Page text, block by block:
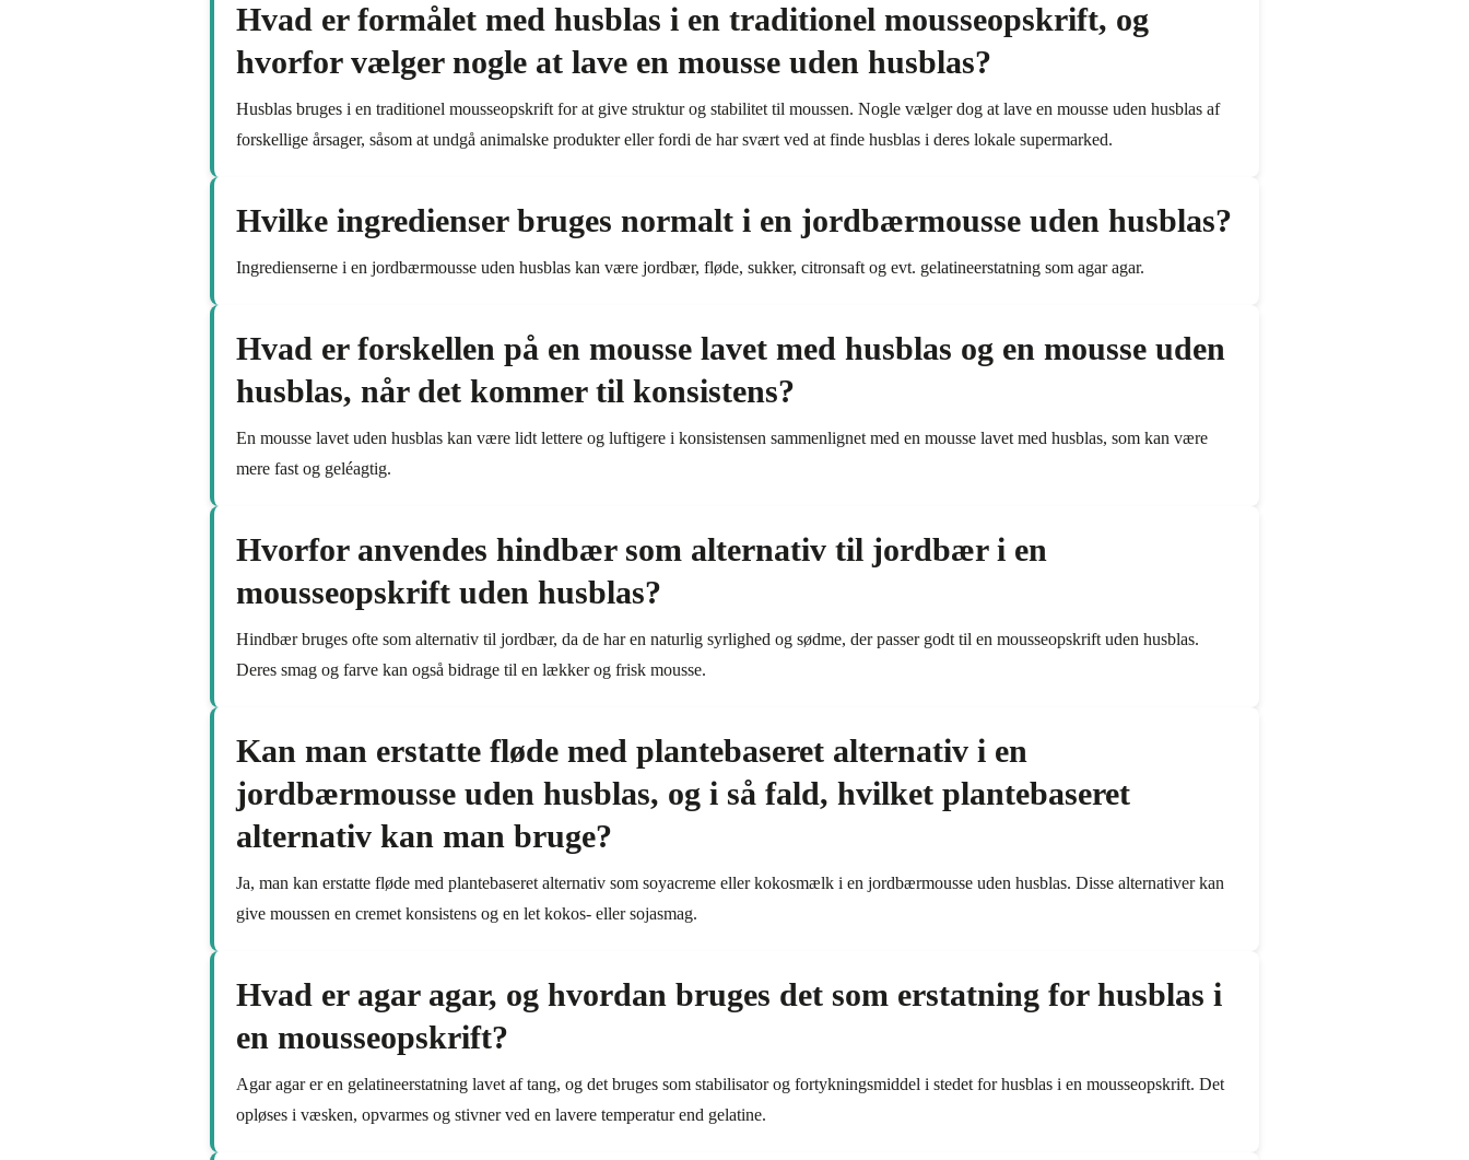
Hvad er formålet med husblas i en traditionel mousseopskrift, og
hvorfor vælger nogle at lave en mousse uden husblas?
Husblas bruges i en traditionel mousseopskrift for at give struktur og stabilitet til moussen. Nogle vælger dog at lave en mousse uden husblas af
forskellige årsager, såsom at undgå animalske produkter eller fordi de har svært ved at finde husblas i deres lokale supermarked.
Hvilke ingredienser bruges normalt i en jordbærmousse uden husblas?
Ingredienserne i en jordbærmousse uden husblas kan være jordbær, fløde, sukker, citronsaft og evt. gelatineerstatning som agar agar.
Hvad er forskellen på en mousse lavet med husblas og en mousse uden
husblas, når det kommer til konsistens?
En mousse lavet uden husblas kan være lidt lettere og luftigere i konsistensen sammenlignet med en mousse lavet med husblas, som kan være
mere fast og geléagtig.
Hvorfor anvendes hindbær som alternativ til jordbær i en
mousseopskrift uden husblas?
Hindbær bruges ofte som alternativ til jordbær, da de har en naturlig syrlighed og sødme, der passer godt til en mousseopskrift uden husblas.
Deres smag og farve kan også bidrage til en lækker og frisk mousse.
Kan man erstatte fløde med plantebaseret alternativ i en
jordbærmousse uden husblas, og i så fald, hvilket plantebaseret
alternativ kan man bruge?
Ja, man kan erstatte fløde med plantebaseret alternativ som soyacreme eller kokosmælk i en jordbærmousse uden husblas. Disse alternativer kan
give moussen en cremet konsistens og en let kokos- eller sojasmag.
Hvad er agar agar, og hvordan bruges det som erstatning for husblas i
en mousseopskrift?
Agar agar er en gelatineerstatning lavet af tang, og det bruges som stabilisator og fortykningsmiddel i stedet for husblas i en mousseopskrift. Det
opløses i væsken, opvarmes og stivner ved en lavere temperatur end gelatine.